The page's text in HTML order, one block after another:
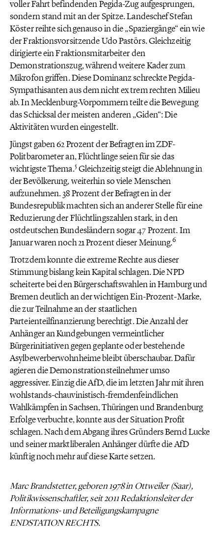
voller Fahrt befindenden Pegida-Zug aufgesprungen,
sondern stand mit an der Spitze. Landeschef Stefan
Köster reihte sich genauso in die „Spaziergänge“ ein wie
der Fraktionsvorsitzende Udo Pastörs. Gleichzeitig
dirigierte ein Fraktionsmitarbeiter den
Demonstrationszug, während weitere Kader zum
Mikrofon griffen. Diese Dominanz schreckte Pegida-
Sympathisanten aus dem nicht ex trem rechten Milieu
ab. In Mecklenburg-Vorpommern teilte die Bewegung
das Schicksal der meisten anderen „Giden“: Die
Aktivitäten wurden eingestellt.
Jüngst gaben 62 Prozent der Befragten im ZDF-
Politbarometer an, Flüchtlinge seien für sie das
wichtigste Thema.5Gleichzeitig steigt die Ablehnung in
der Bevölkerung, weiterhin so viele Menschen
aufzunehmen. 38 Prozent der Befragten in der
Bundesrepublik machten sich an anderer Stelle für eine
Reduzierung der Flüchtlingszahlen stark, in den
ostdeutschen Bundesländern sogar 47 Prozent. Im
Januar waren noch 21 Prozent dieser Meinung.6
Trotzdem konnte die extreme Rechte aus dieser
Stimmung bislang kein Kapital schlagen. Die NPD
scheiterte bei den Bürgerschaftswahlen in Hamburg und
Bremen deutlich an der wichtigen Ein-Prozent-Marke,
die zur Teilnahme an der staatlichen
Parteienteilfinanzierung berechtigt. Die Anzahl der
Anhänger an Kundgebungen vermeintlicher
Bürgerinitiativen gegen geplante oder bestehende
Asylbewerberwohnheime bleibt überschaubar. Dafür
agieren die Demonstrationsteilnehmer umso
aggressiver. Einzig die AfD, die im letzten Jahr mit ihren
wohlstands-chauvinistisch-fremdenfeindlichen
Wahlkämpfen in Sachsen, Thüringen und Brandenburg
Erfolge verbuchte, konnte aus der Situation Profit
schlagen. Nach dem Abgang ihres Gründers Bernd Lucke
und seiner marktliberalen Anhänger dürfte die AfD
künftig noch mehr auf diese Karte setzen.
Marc Brandstetter, geboren 1978 in Ottweiler (Saar),
Politikwissenschaftler, seit 2011 Redaktionsleiter der
Informations- und Beteiligungskampagne
ENDSTATION RECHTS.